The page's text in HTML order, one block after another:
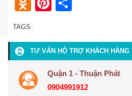
TAGS :
TƯ VẤN HỘ TRỢ KHÁCH HÀNG
Quận 1 - Thuận Phát
0904991912